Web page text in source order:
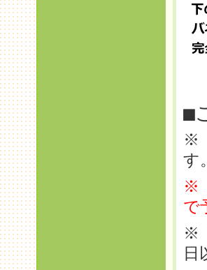
■
※
す
※
で
※
日